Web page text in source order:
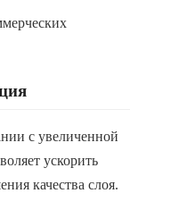
с увеличенной
ускорить
качества слоя.